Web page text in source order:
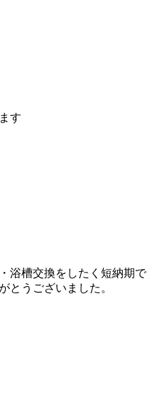
す
浴槽交換をしたく短納期で
とうございました。